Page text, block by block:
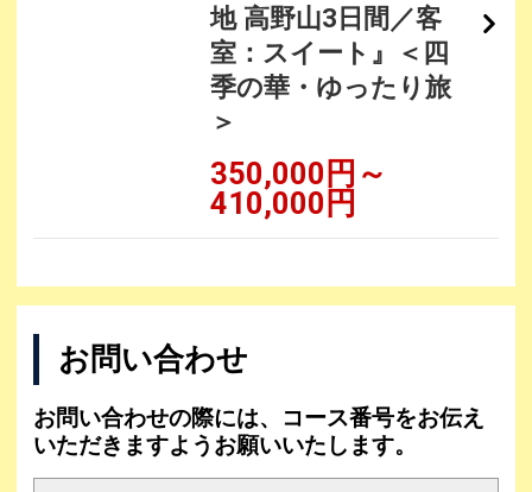
地 高野山3日間／客
室：スイート』＜四
季の華・ゆったり旅
＞
350,000円～
410,000円
お問い合わせ
お問い合わせの際には、コース番号をお伝え
いただきますようお願いいたします。